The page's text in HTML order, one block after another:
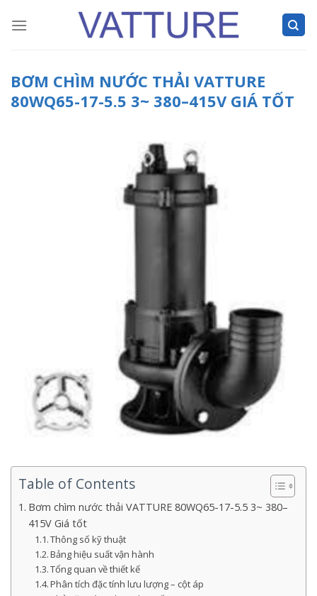
BƠM CHÌM NƯỚC THẢI VATTURE
80WQ65-17-5.5 3~ 380–415V GIÁ TỐT
Table of Contents
Bơm chìm nước thải VATTURE 80WQ65-17-5.5 3~ 380–
415V Giá tốt
Thông số kỹ thuật
Bảng hiệu suất vận hành
Tổng quan về thiết kế
Phân tích đặc tính lưu lượng – cột áp